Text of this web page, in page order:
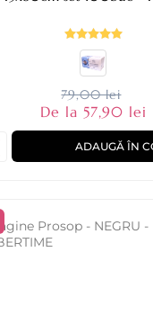
79,00 lei
De la 57,90 lei
ADAUGĂ ÎN